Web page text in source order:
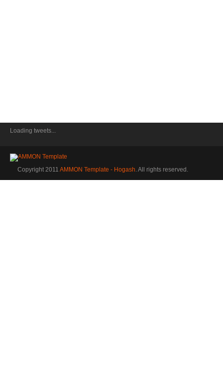
Loading tweets...
Copyright 2011 AMMON Template - Hogash. All rights reserved.